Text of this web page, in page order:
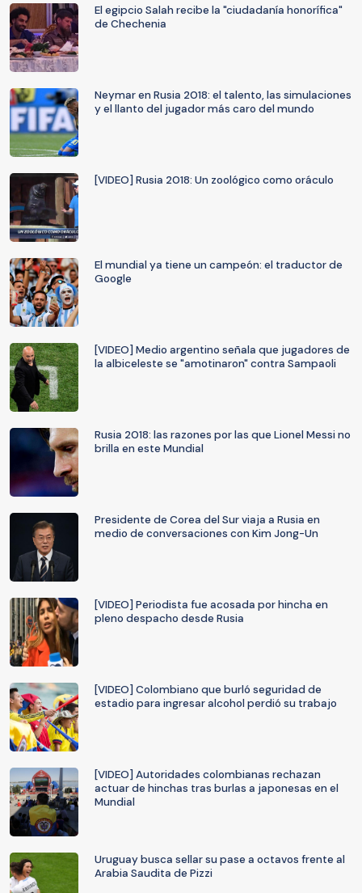
El egipcio Salah recibe la "ciudadanía honorífica"
de Chechenia
Neymar en Rusia 2018: el talento, las simulaciones
y el llanto del jugador más caro del mundo
[VIDEO] Rusia 2018: Un zoológico como oráculo
El mundial ya tiene un campeón: el traductor de
Google
[VIDEO] Medio argentino señala que jugadores de
la albiceleste se "amotinaron" contra Sampaoli
Rusia 2018: las razones por las que Lionel Messi no
brilla en este Mundial
Presidente de Corea del Sur viaja a Rusia en
medio de conversaciones con Kim Jong-Un
[VIDEO] Periodista fue acosada por hincha en
pleno despacho desde Rusia
[VIDEO] Colombiano que burló seguridad de
estadio para ingresar alcohol perdió su trabajo
[VIDEO] Autoridades colombianas rechazan
actuar de hinchas tras burlas a japonesas en el
Mundial
Uruguay busca sellar su pase a octavos frente al
Arabia Saudita de Pizzi